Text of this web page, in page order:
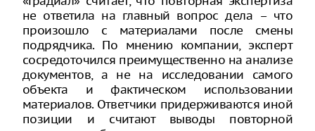
не ответила на главный вопрос дела – что
произошло с материалами после смены
подрядчика. По мнению компании, эксперт
сосредоточился преимущественно на анализе
документов, а не на исследовании самого
объекта и фактическом использовании
материалов. Ответчики придерживаются иной
позиции и считают выводы повторной